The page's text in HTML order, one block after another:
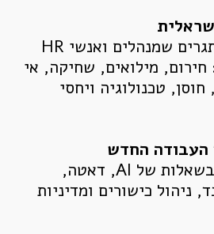
התוכנית עוסקת באתגרים שמנהלים ואנשי HR
חירום, מילואים, שחיקה, אי
טכנולוגיה ויחסי
העבודה החדש
הוועידה תעסוק גם בשאלות של AI, דאטה,
ניהול כישורים ומדיניות